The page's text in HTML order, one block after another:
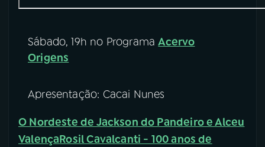
Sábado, 19h no ProgramaAcervo
Origens
Apresentação: Cacai Nunes
O Nordeste de Jackson do Pandeiro e Alceu
ValençaRosil Cavalcanti - 100 anos de